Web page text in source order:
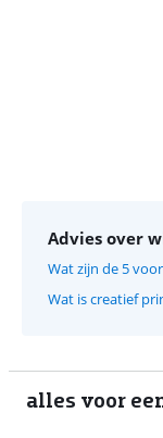
Advies over
Wat zijn de 5
Wat is creatief
alles voor